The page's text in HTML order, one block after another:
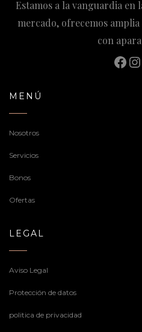
Estamos a la vanguardia en
mercado, ofrecemos
con
MENÚ
Nosotros
Servicios
Bonos
Ofertas
LEGAL
Aviso Legal
Protección de datos
politica de privacidad